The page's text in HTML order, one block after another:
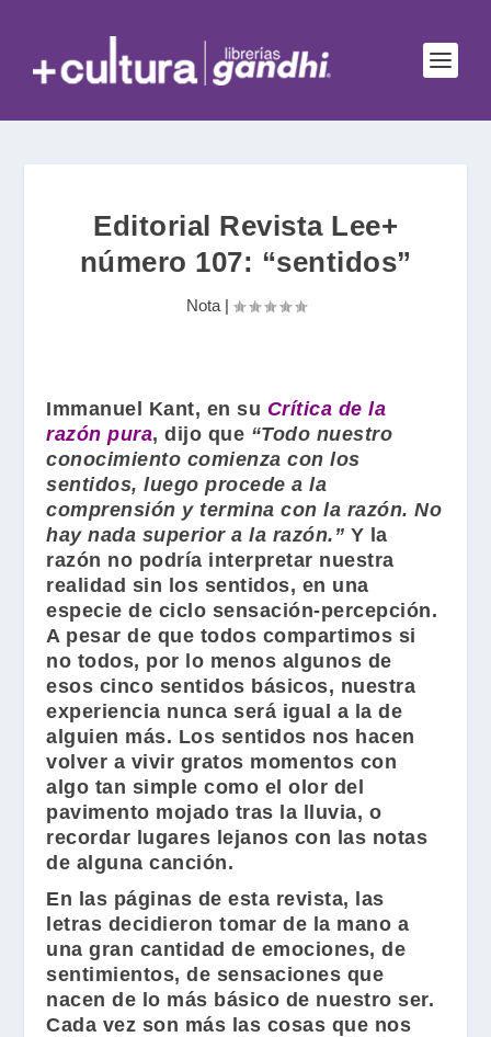
Editorial Revista Lee+
número 107: “sentidos”
Nota|
Immanuel Kant, en su Crítica de la
razón pura, dijo que “Todo nuestro
conocimiento comienza con los
sentidos, luego procede a la
comprensión y termina con la razón. No
hay nada superior a la razón.” Y la
razón no podría interpretar nuestra
realidad sin los sentidos, en una
especie de ciclo sensación-percepción.
A pesar de que todos compartimos si
no todos, por lo menos algunos de
esos cinco sentidos básicos, nuestra
experiencia nunca será igual a la de
alguien más. Los sentidos nos hacen
volver a vivir gratos momentos con
algo tan simple como el olor del
pavimento mojado tras la lluvia, o
recordar lugares lejanos con las notas
de alguna canción.
En las páginas de esta revista, las
letras decidieron tomar de la mano a
una gran cantidad de emociones, de
sentimientos, de sensaciones que
nacen de lo más básico de nuestro ser.
Cada vez son más las cosas que nos